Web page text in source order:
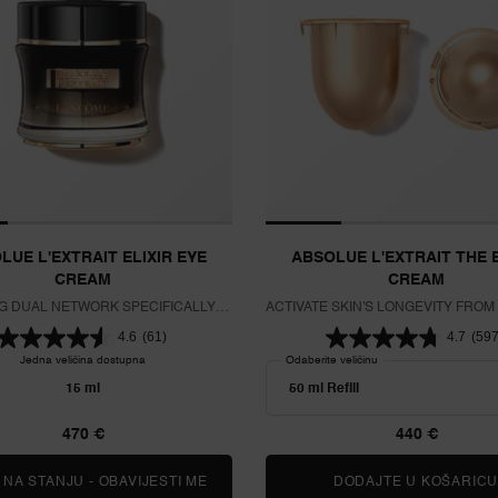
ELIXIR LOTION
L'EXTRAIT ELIXIR EYE
CREAM
DUAL NETWORK SPECIFICALLY
FOR THE DELICATE EYE AREA
4.6 (61)
Jedna veličina dostupna
15 ml
470 €
NA STANJU - OBAVIJESTI ME KADA ABSOLUE L'EXTRAIT ELIXIR
ABSOLUE L'EXTRAIT THE
CREAM
ACTIVATE SKIN'S LONGEVITY
4.7
Odaberite veličinu
440 €
DODAJTE U KOŠARICU